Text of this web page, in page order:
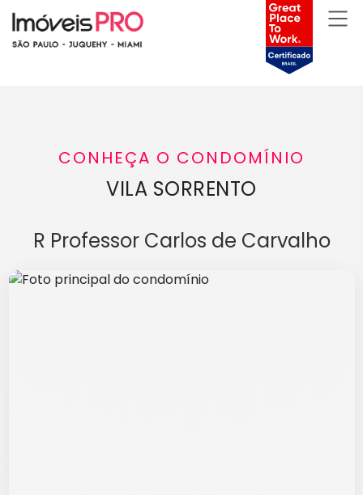
CONHEÇA O CONDOMÍNIO
VILA SORRENTO
R Professor Carlos de Carvalho